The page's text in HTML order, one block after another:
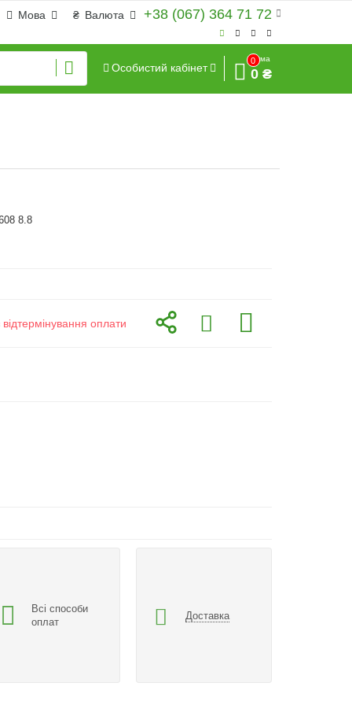
+38 (067) 364 71 72
₴ Валюта
Мова
Особистий кабінет
0
Сума
0 ₴
8.8
оплати
Всі способи
оплат
Доставка